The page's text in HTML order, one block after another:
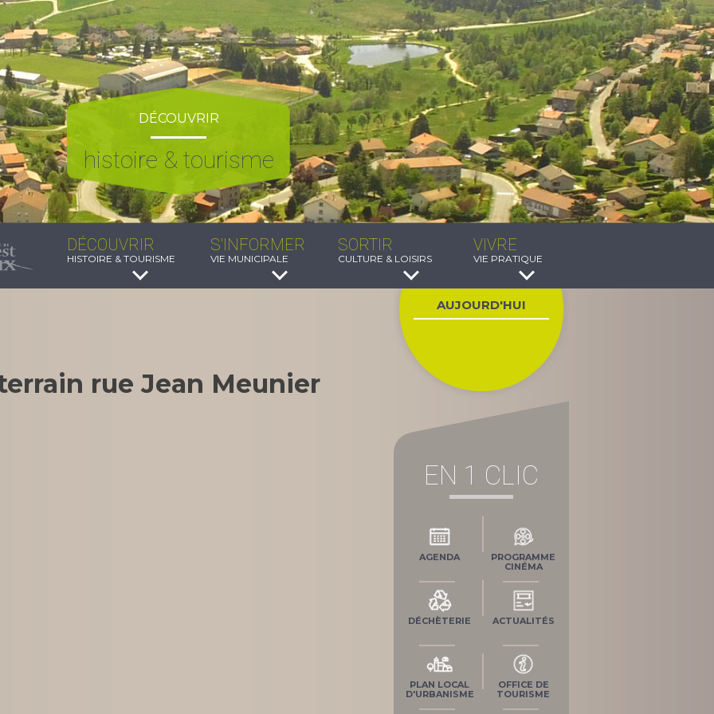
DÉCOUVRIR
histoire & tourisme
DÉCOUVRIR
HISTOIRE & TOURISME
S'INFORMER
VIE MUNICIPALE
SORTIR
CULTURE & LOISIRS
VIVRE
VIE PRATIQUE
rue Jean Meunier
AUJOURD'HUI
EN 1 CLIC
AGENDA
PROGRAMME
CINÉMA
DÉCHÈTERIE ACTUALITÉS
PLAN LOCAL
D'URBANISME
OFFICE DE
TOURISME